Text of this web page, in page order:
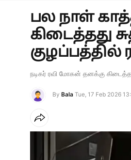
பல நாள்
கிடைத்தது
குழப்பத்தில்
நடிகர் ரவி மோகன் தனக்கு கிடைத்த
By Bala Tue, 17 Feb 2026